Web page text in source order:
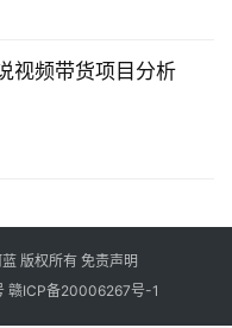
视频带货项目分析
蓝 版权所有 免责声明
赣ICP备20006267号-1